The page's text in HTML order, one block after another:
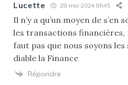
Lucette 29 mai 2024 8h45
Il n’y a qu’un moyen de s’en
les transactions financières,
faut pas que nous soyons les
diable la Finance
Répondre